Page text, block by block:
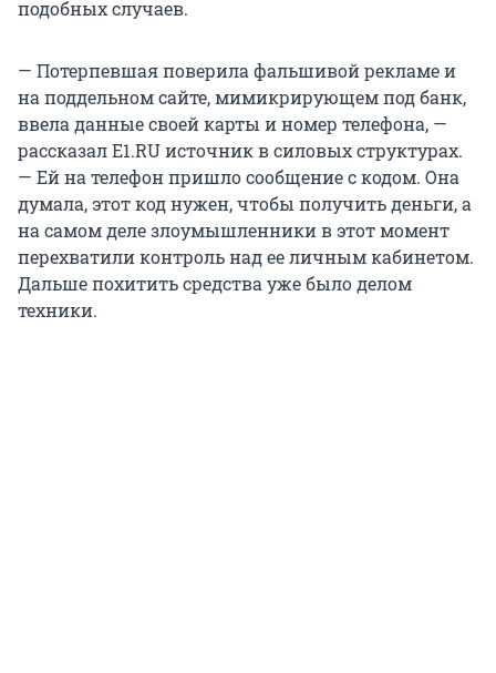
подобных случаев.
— Потерпевшая поверила фальшивой рекламе и
на поддельном сайте, мимикрирующем под банк,
ввела данные своей карты и номер телефона, —
рассказал E1.RU источник в силовых структурах.
— Ей на телефон пришло сообщение с кодом. Она
думала, этот код нужен, чтобы получить деньги, а
на самом деле злоумышленники в этот момент
перехватили контроль над ее личным кабинетом.
Дальше похитить средства уже было делом
техники.